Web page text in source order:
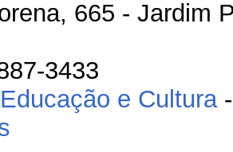
665 - Jardim
3433
Educação e Cultura